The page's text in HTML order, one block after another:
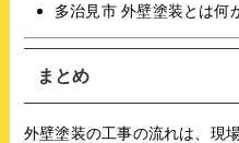
多治見市 外壁塗装とは何
まとめ
外壁塗装の工事の流れは、現